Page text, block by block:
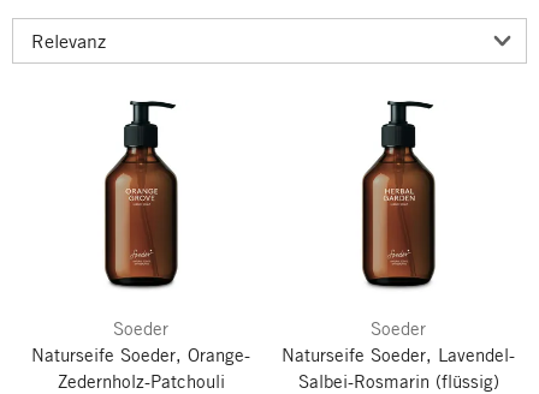
Soeder
Naturseife Soeder, Orange-
Zedernholz-Patchouli
Soeder
Naturseife Soeder, Lavendel-
Salbei-Rosmarin (flüssig)